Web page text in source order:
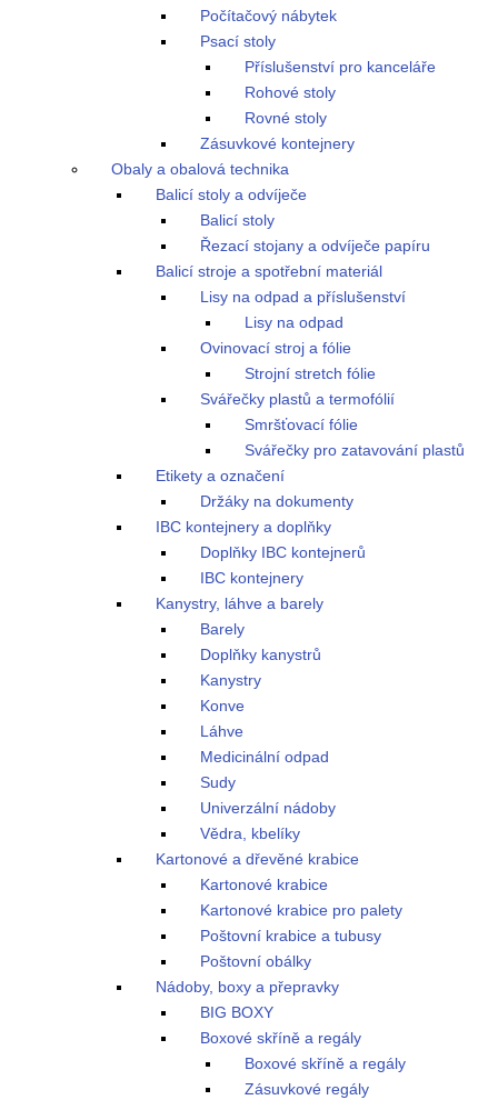
Počítačový nábytek
Psací stoly
Příslušenství pro kanceláře
Rohové stoly
Rovné stoly
Zásuvkové kontejnery
Obaly a obalová technika
Balicí stoly a odvíječe
Balicí stoly
Řezací stojany a odvíječe papíru
Balicí stroje a spotřební materiál
Lisy na odpad a příslušenství
Lisy na odpad
Ovinovací stroj a fólie
Strojní stretch fólie
Svářečky plastů a termofólií
Smršťovací fólie
Svářečky pro zatavování plastů
Etikety a označení
Držáky na dokumenty
IBC kontejnery a doplňky
Doplňky IBC kontejnerů
IBC kontejnery
Kanystry, láhve a barely
Barely
Doplňky kanystrů
Kanystry
Konve
Láhve
Medicinální odpad
Sudy
Univerzální nádoby
Vědra, kbelíky
Kartonové a dřevěné krabice
Kartonové krabice
Kartonové krabice pro palety
Poštovní krabice a tubusy
Poštovní obálky
Nádoby, boxy a přepravky
BIG BOXY
Boxové skříně a regály
Boxové skříně a regály
Zásuvkové regály